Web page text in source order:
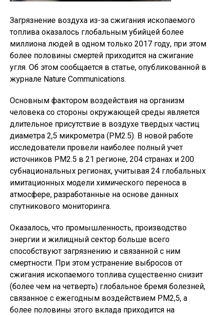
Загрязнение воздуха из-за сжигания ископаемого
топлива оказалось глобальным убийцей более
миллиона людей в одном только 2017 году, при этом
более половины смертей приходится на сжигание
угля. Об этом сообщается в статье, опубликованной в
журнале Nature Communications.
Основным фактором воздействия на организм
человека со стороны окружающей среды является
длительное присутствие в воздухе твердых частиц
диаметра 2,5 микрометра (PM2.5). В новой работе
исследователи провели наиболее полный учет
источников PM2.5 в 21 регионе, 204 странах и 200
субнациональных регионах, учитывая 24 глобальных
имитационных модели химического переноса в
атмосфере, разработанные на основе данных
спутникового мониторинга.
Оказалось, что промышленность, производство
энергии и жилищный сектор больше всего
способствуют загрязнению и связанной с ним
смертности. При этом устранение выбросов от
сжигания ископаемого топлива существенно снизит
(более чем на четверть) глобальное бремя болезней,
связанное с ежегодным воздействием PM2,5, а
более половины этого вклада приходится на